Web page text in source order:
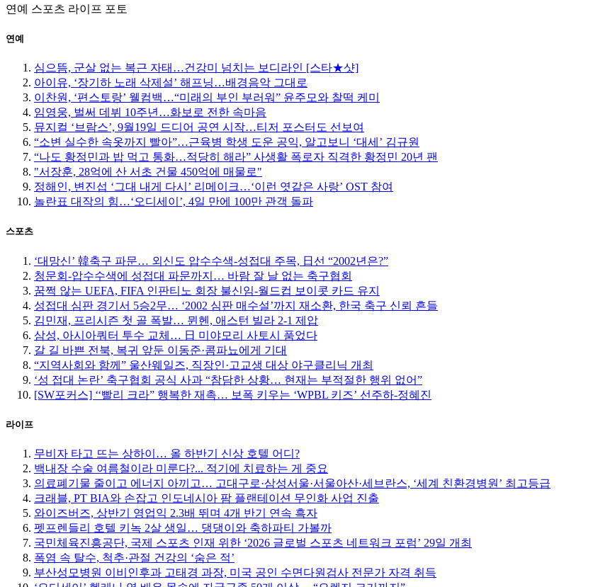
연예 스포츠 라이프 포토
연예
심으뜸, 군살 없는 복근 자태…건강미 넘치는 보디라인 [스타★샷]
아이유, ‘장기하 노래 삭제설’ 해프닝…배경음악 그대로
이찬원, ‘편스토랑’ 웰컴백…“미래의 부인 부러워” 윤주모와 찰떡 케미
임영웅, 벌써 데뷔 10주년…화보로 전한 속마음
뮤지컬 ‘브람스’, 9월19일 드디어 공연 시작…티저 포스터도 선보여
“소변 실수한 속옷까지 빨아”…근육병 학생 도운 공익, 알고보니 ‘대세’ 김규원
“나도 황정민과 밥 먹고 통화…적당히 해라” 사생활 폭로자 직격한 황정민 20년 팬
"서장훈, 28억에 산 서초 건물 450억에 매물로"
정해인, 변진섭 ‘그대 내게 다시’ 리메이크…‘이런 엿같은 사랑’ OST 참여
놀란표 대작의 힘…‘오디세이’, 4일 만에 100만 관객 돌파
스포츠
‘대망신’ 韓축구 파문… 외신도 압수수색-성접대 주목, 日선 “2002년은?”
청문회-압수수색에 성접대 파문까지… 바람 잘 날 없는 축구협회
꿈쩍 않는 UEFA, FIFA 인판티노 회장 불신임-월드컵 보이콧 카드 유지
성접대 심판 경기서 5승2무… ‘2002 심판 매수설’까지 재소환, 한국 축구 신뢰 흔들
김민재, 프리시즌 첫 골 폭발… 뮌헨, 애스턴 빌라 2-1 제압
삼성, 아시아쿼터 투수 교체… 日 미야모리 사토시 품었다
갈 길 바쁜 전북, 복귀 앞둔 이동준·콤파뇨에게 기대
“지역사회와 함께” 울산웨일즈, 직장인·고교생 대상 야구클리닉 개최
‘성 접대 논란’ 축구협회 공식 사과 “참담한 상황… 현재는 부적절한 행위 없어”
[SW포커스] ‘‘빨리 크라” 행복한 재촉… 보폭 키우는 ‘WPBL 키즈’ 선주하-정혜진
라이프
무비자 타고 뜨는 상하이… 올 하반기 신상 호텔 어디?
백내장 수술 여름철이라 미룬다?... 적기에 치료하는 게 중요
의료폐기물 줄이고 에너지 아끼고… 고대구로·삼성서울·서울아산·세브란스, ‘세계 친환경병원’ 최고등급
크래블, PT BIA와 손잡고 인도네시아 팜 플랜테이션 무인화 사업 진출
와이즈버즈, 상반기 영업익 2.3배 뛰며 4개 반기 연속 흑자
펫프렌들리 호텔 키녹 2살 생일… 댕댕이와 축하파티 가볼까
국민체육진흥공단, 국제 스포츠 인재 위한 ‘2026 글로벌 스포츠 네트워크 포럼’ 29일 개최
폭염 속 탈수, 척추·관절 건강의 ‘숨은 적’
부산성모병원 이비인후과 고태경 과장, 미국 공인 수면다원검사 전문가 자격 취득